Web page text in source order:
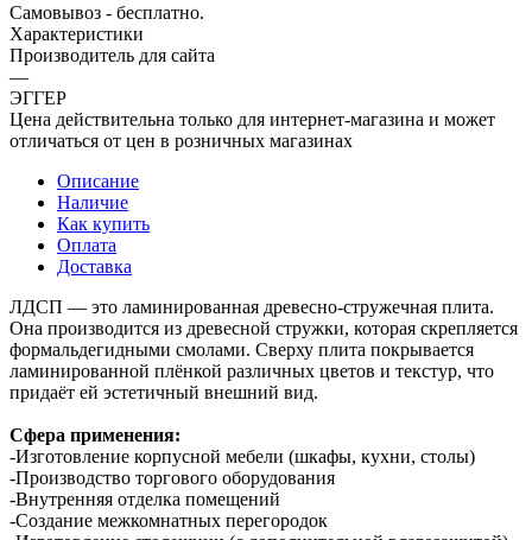
Самовывоз - бесплатно.
Характеристики
Производитель для сайта
—
ЭГГЕР
Цена действительна только для интернет-магазина и может
отличаться от цен в розничных магазинах
Описание
Наличие
Как купить
Оплата
Доставка
ЛДСП — это ламинированная древесно-стружечная плита.
Она производится из древесной стружки, которая скрепляется
формальдегидными смолами. Сверху плита покрывается
ламинированной плёнкой различных цветов и текстур, что
придаёт ей эстетичный внешний вид.
Сфера применения:
-Изготовление корпусной мебели (шкафы, кухни, столы)
-Производство торгового оборудования
-Внутренняя отделка помещений
-Создание межкомнатных перегородок